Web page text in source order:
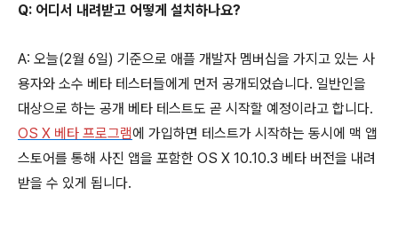
Q: 어디서 내려받고 어떻게 설치하나요?
A: 오늘(2월 6일) 기준으로 애플 개발자 멤버십을 가지고 있는 사
용자와 소수 베타 테스터들에게 먼저 공개되었습니다. 일반인을
대상으로 하는 공개 베타 테스트도 곧 시작할 예정이라고 합니다.
OS X 베타 프로그램에 가입하면 테스트가 시작하는 동시에 맥 앱
스토어를 통해 사진 앱을 포함한 OS X 10.10.3 베타 버전을 내려
받을 수 있게 됩니다.